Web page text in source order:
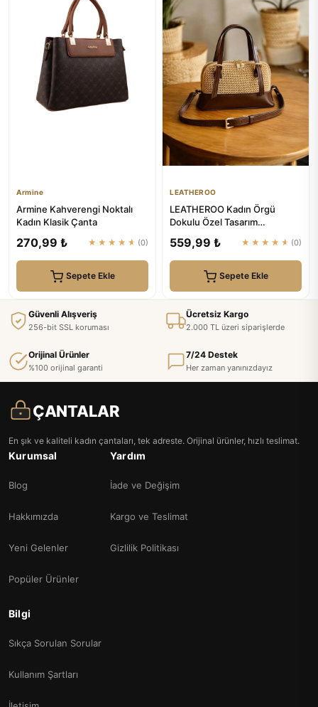
Armine
Armine Kahverengi Noktalı
Kadın Klasik Çanta
270,99 ₺ ★★★★★ (0)
Sepete Ekle
LEATHEROO
LEATHEROO Kadın Örgü
Dokulu Özel Tasarım
559,99 ₺ ★★★★★ (0)
Sepete Ekle
Güvenli Alışveriş
256-bit SSL koruması
Ücretsiz Kargo
2.000 TL üzeri siparişlerde
Orijinal Ürünler
%100 orijinal garanti
7/24 Destek
Her zaman yanınızdayız
ÇANTALAR
En şık ve kaliteli kadın çantaları, tek adreste. Orijinal ürünler, hızlı teslimat.
Kurumsal
Blog
Hakkımızda
Yeni Gelenler
Popüler Ürünler
Yardım
İade ve Değişim
Kargo ve Teslimat
Gizlilik Politikası
Bilgi
Sıkça Sorulan Sorular
Kullanım Şartları